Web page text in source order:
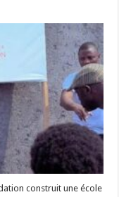
construit une école